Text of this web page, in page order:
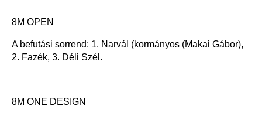
8M OPEN
A befutási sorrend: 1. Narvál (kormányos (Makai Gábor),
2. Fazék, 3. Déli Szél.
8M ONE DESIGN